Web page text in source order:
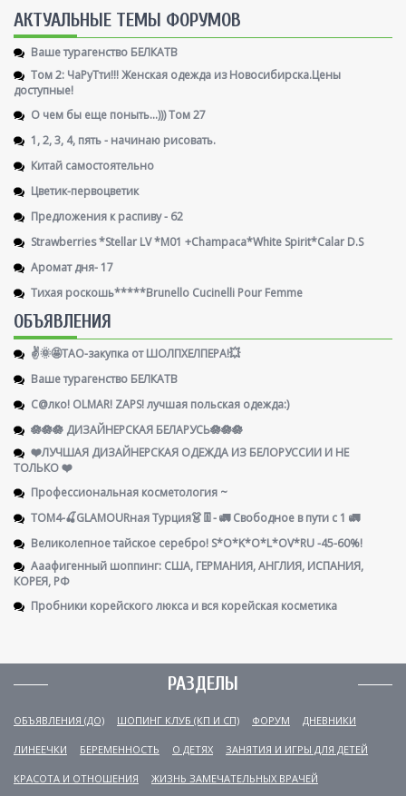
AКТУАЛЬНЫЕ ТЕМЫ ФОРУМОВ
Ваше турагенство БЕЛКАТВ
Том 2: ЧаРуТти!!! Женская одежда из Новосибирска.Цены
доступные!
О чем бы еще поныть...))) Том 27
1, 2, 3, 4, пять - начинаю рисовать.
Китай самостоятельно
Цветик-первоцветик
Предложения к распиву - 62
Strawberries *Stellar LV *M01 +Champaca*White Spirit*Calar D.S
Аромат дня- 17
Тихая роскошь*****Brunello Cucinelli Pour Femme
ОБЪЯВЛЕНИЯ
✌️🌞🤩ТАО-закупка от ШОЛПХЕЛПЕРА!💥
Ваше турагенство БЕЛКАТВ
С@лко! OLMAR! ZAPS! лучшая польская одежда:)
🪷🪷🪷 ДИЗАЙНЕРСКАЯ БЕЛАРУСЬ🪷🪷🪷
❤️ЛУЧШАЯ ДИЗАЙНЕРСКАЯ ОДЕЖДА ИЗ БЕЛОРУССИИ И НЕ
ТОЛЬКО ❤️
Профессиональная косметология ~
ТОМ4-🍒GLAMOURная Турция👗👖- 🚛 Свободное в пути с 1 🚛
Великолепное тайское серебро! S*O*K*O*L*OV*RU -45-60%!
Ааафигенный шоппинг: США, ГЕРМАНИЯ, АНГЛИЯ, ИСПАНИЯ,
КОРЕЯ, РФ
Пробники корейского люкса и вся корейская косметика
РАЗДЕЛЫ
ОБЪЯВЛЕНИЯ (ДО) ШОПИНГ КЛУБ (КП И СП) ФОРУМ ДНЕВНИКИ
ЛИНЕЕЧКИ БЕРЕМЕННОСТЬ О ДЕТЯХ ЗАНЯТИЯ И ИГРЫ ДЛЯ ДЕТЕЙ
КРАСОТА И ОТНОШЕНИЯ ЖИЗНЬ ЗАМЕЧАТЕЛЬНЫХ ВРАЧЕЙ